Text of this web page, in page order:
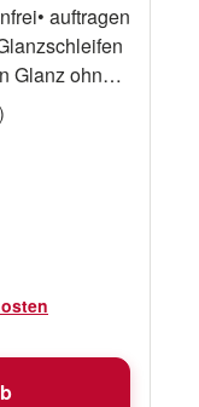
auftragen
Glanz ohne
250ml